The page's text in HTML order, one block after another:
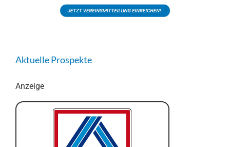
Aktuelle Prospekte
Anzeige